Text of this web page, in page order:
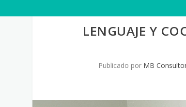
LENGUAJE Y
Publicado por MB